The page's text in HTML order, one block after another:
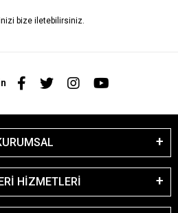
bize iletebilirsiniz.
HİZMETLERİ